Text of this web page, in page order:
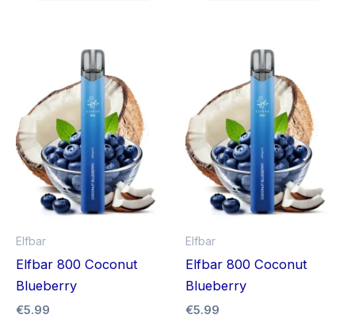
Elfbar
Elfbar 800 Coconut
Blueberry
€5.99
Elfbar
Elfbar 800 Coconut
Blueberry
€5.99